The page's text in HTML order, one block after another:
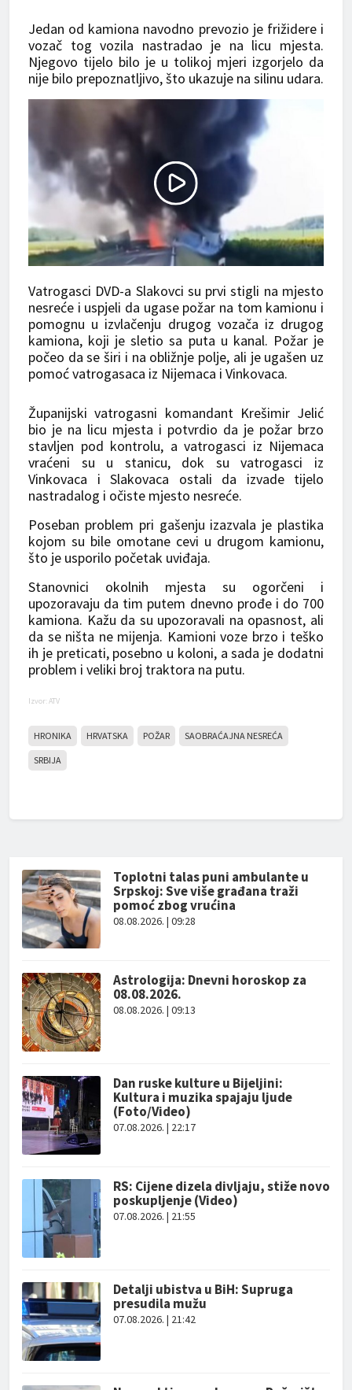
Jedan od kamiona navodno prevozio je frižidere i
vozač tog vozila nastradao je na licu mjesta.
Njegovo tijelo bilo je u tolikoj mjeri izgorjelo da
nije bilo prepoznatljivo, što ukazuje na silinu udara.
Vatrogasci DVD-a Slakovci su prvi stigli na mjesto
nesreće i uspjeli da ugase požar na tom kamionu i
pomognu u izvlačenju drugog vozača iz drugog
kamiona, koji je sletio sa puta u kanal. Požar je
počeo da se širi i na obližnje polje, ali je ugašen uz
pomoć vatrogasaca iz Nijemaca i Vinkovaca.
Županijski vatrogasni komandant Krešimir Jelić
bio je na licu mjesta i potvrdio da je požar brzo
stavljen pod kontrolu, a vatrogasci iz Nijemaca
vraćeni su u stanicu, dok su vatrogasci iz
Vinkovaca i Slakovaca ostali da izvade tijelo
nastradalog i očiste mjesto nesreće.
Poseban problem pri gašenju izazvala je plastika
kojom su bile omotane cevi u drugom kamionu,
što je usporilo početak uviđaja.
Stanovnici okolnih mjesta su ogorčeni i
upozoravaju da tim putem dnevno prođe i do 700
kamiona. Kažu da su upozoravali na opasnost, ali
da se ništa ne mijenja. Kamioni voze brzo i teško
ih je preticati, posebno u koloni, a sada je dodatni
problem i veliki broj traktora na putu.
Izvor: ATV
HRONIKA HRVATSKA POŽAR SAOBRAĆAJNA NESREĆA
SRBIJA
Toplotni talas puni ambulante u
Srpskoj: Sve više građana traži
pomoć zbog vrućina
08.08.2026. | 09:28
Astrologija: Dnevni horoskop za
08.08.2026.
08.08.2026. | 09:13
Dan ruske kulture u Bijeljini:
Kultura i muzika spajaju ljude
(Foto/Video)
07.08.2026. | 22:17
RS: Cijene dizela divljaju, stiže novo
poskupljenje (Video)
07.08.2026. | 21:55
Detalji ubistva u BiH: Supruga
presudila mužu
07.08.2026. | 21:42